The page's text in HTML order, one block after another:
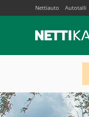
Nettiauto Autotalli